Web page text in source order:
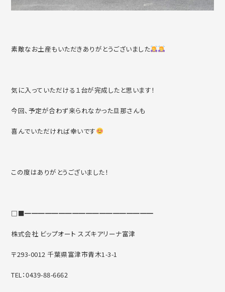
素敵なお土産もいただきありがとうございました
気に入っていただける１台が完成したと思います！
今回、予定が合わず来られなかった旦那さんも
喜んでいただければ幸いです
この度はありがとうございました！
□■━━━━━━━━━━━━━━━━━━━
株式会社 ビップオート スズキアリーナ富津
〒293-0012 千葉県富津市青木1-3-1
TEL：0439-88-6662